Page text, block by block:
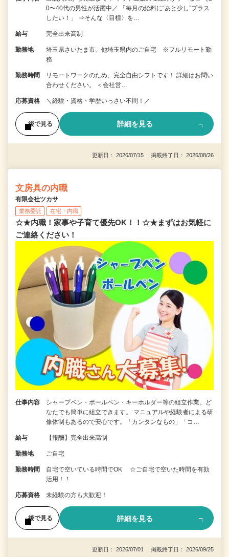
0〜40代の男性が活躍中／ 「毎月の給料に“あと少し”プラス
したい！」 ⇒そんな〈目標〉を…
給与 完全出来高制
勤務地
埼玉県さいたま市、他埼玉県内のご自宅 ※フルリモート勤
務
勤務時間
リモートワークのため、完全自由シフトです！ 詳細はお問い
合わせください。 ＜会社営…
応募資格 ＼経験・資格・学歴いっさい不問！／
後で見る 詳細を見る
更新日： 2026/07/15 掲載終了日： 2026/08/26
文房具の内職
有限会社ツカサ
業務委託 在宅・内職
☆★内職！家事や子育て優先OK！！☆★まずはお気軽に
ご連絡ください！
仕事内容
シャープペン・ボールペン・キーホルダー等の組立作業。ど
なたでも簡単に組立できます。 マニュアルや経験者による研
修体制もあるので安心です。「カンタンなもの」「コ…
給与 【報酬】完全出来高制
勤務地 ご自宅
勤務時間
自宅で空いている時間でOK ☆ご自宅で空いた時間を有効
活用！！
応募資格 未経験の方も大歓迎！
後で見る 詳細を見る
更新日： 2026/07/01 掲載終了日： 2026/09/25